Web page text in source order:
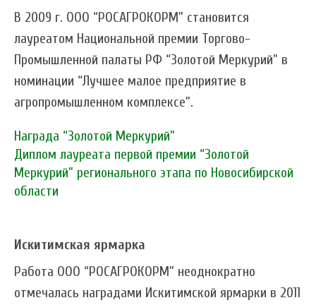
В 2009 г. ООО “РОСАГРОКОРМ” становится
лауреатом Национальной премии Торгово-
Промышленной палаты РФ “Золотой Меркурий” в
номинации “Лучшее малое предприятие в
агропромышленном комплексе”.
Награда “Золотой Меркурий”
Диплом лауреата первой премии “Золотой
Меркурий” регионального этапа по Новосибирской
области
Искитимская ярмарка
Работа ООО “РОСАГРОКОРМ” неоднократно
отмечалась наградами Искитимской ярмарки в 2011